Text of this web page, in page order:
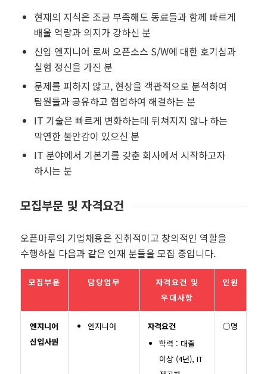
현재의 지식은 조금 부족해도 동료들과 함께 빠르게
배울 역량과 의지가 강하신 분
신입 엔지니어 로써 오픈소스 S/W에 대한 호기심과
실험 정신을 가진 분
문제를 피하지 않고, 현상을 객관적으로 분석하여
팀원들과 공유하고 협업하여 해결하는 분
IT 기술은 빠르게 변화하는데 뒤쳐지지 않나 하는
막연한 불안감이 있으신 분
IT 분야에서 기본기를 갖춘 회사에서 시작하고자
하시는 분
모집부문 및 자격요건
오픈마루의 기업채용은 진취적이고 창의적인 역할을
수행하실 다음과 같은 인재 분들을 모집 중입니다.
모집부문 담당업무
자격요건 및
우대사항
인원
엔지니어
신입사원
엔지니어
자격요건
학력 : 대졸
이상 (4년), IT
○명